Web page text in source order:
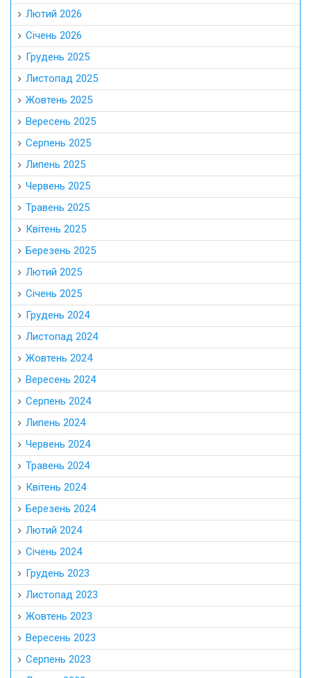
Лютий 2026
Січень 2026
Грудень 2025
Листопад 2025
Жовтень 2025
Вересень 2025
Серпень 2025
Липень 2025
Червень 2025
Травень 2025
Квітень 2025
Березень 2025
Лютий 2025
Січень 2025
Грудень 2024
Листопад 2024
Жовтень 2024
Вересень 2024
Серпень 2024
Липень 2024
Червень 2024
Травень 2024
Квітень 2024
Березень 2024
Лютий 2024
Січень 2024
Грудень 2023
Листопад 2023
Жовтень 2023
Вересень 2023
Серпень 2023